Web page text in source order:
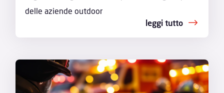
delle aziende outdoor
leggi tutto